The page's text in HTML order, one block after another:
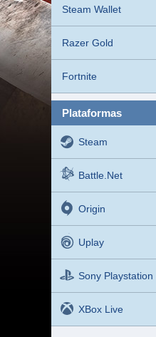
Steam Wallet
Razer Gold
Fortnite
plataformas
Steam
Battle.net
Origin
Uplay
Sony Playstation
XBox Live